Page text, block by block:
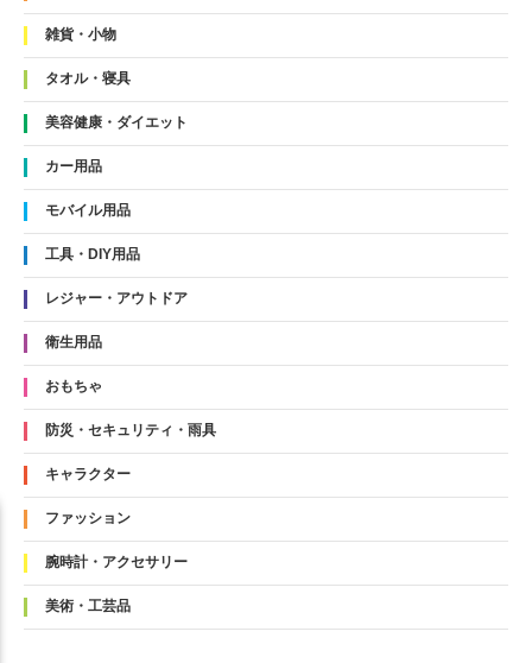
雑貨・小物
タオル・寝具
美容健康・ダイエット
カー用品
モバイル用品
工具・DIY用品
レジャー・アウトドア
衛生用品
おもちゃ
防災・セキュリティ・雨具
キャラクター
ファッション
腕時計・アクセサリー
美術・工芸品